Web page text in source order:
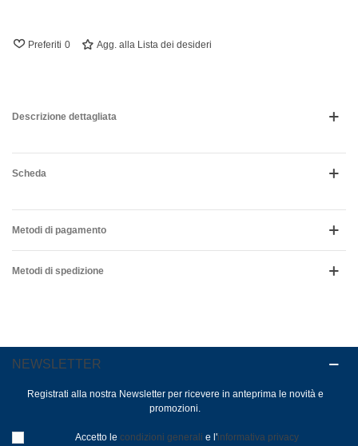
Preferiti 0 Agg. alla Lista dei desideri
Descrizione dettagliata
Scheda
Metodi di pagamento
Metodi di spedizione
NEWSLETTER
Registrati alla nostra Newsletter per ricevere in anteprima le novità e
promozioni.
Accetto le condizioni generali e l'informativa privacy